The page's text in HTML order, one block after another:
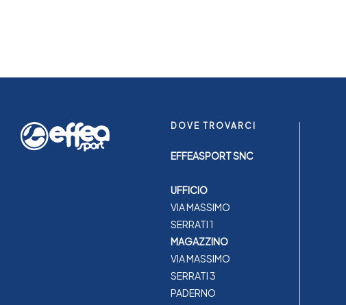
DOVE TROVARCI
EFFEASPORT SNC
UFFICIO
VIA MASSIMO
SERRATI 1
MAGAZZINO
VIA MASSIMO
SERRATI 3
PADERNO